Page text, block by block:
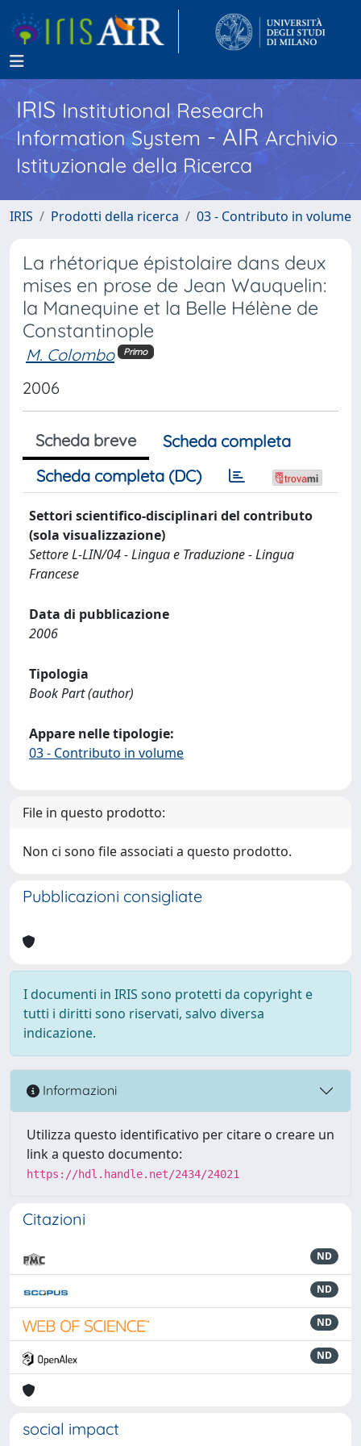
IRISInstitutional Research
Information System - AIR Archivio
Istituzionale della Ricerca
IRIS Prodotti della ricerca 03 - Contributo in volume
La rhétorique épistolaire dans deux
mises en prose de Jean Wauquelin:
la Manequine et la Belle Hélène de
Constantinople
M. Colombo Primo
2006
Scheda breve
Scheda completa
Scheda completa (DC)
Settori scientifico-disciplinari del contributo
(sola visualizzazione)
Settore L-LIN/04 - Lingua e Traduzione - Lingua
Francese
Data di pubblicazione
2006
Tipologia
Book Part (author)
Appare nelle tipologie:
03 - Contributo in volume
File in questo prodotto:
Non ci sono file associati a questo prodotto.
Pubblicazioni consigliate
I documenti in IRIS sono protetti da copyright e
tutti i diritti sono riservati, salvo diversa
indicazione.
Informazioni
Utilizza questo identificativo per citare o creare un
link a questo documento:
https://hdl.handle.net/2434/24021
Citazioni
ND
ND
ND
ND
social impact